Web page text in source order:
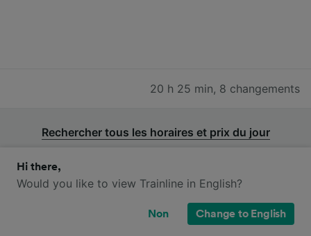
20 h 25 min, 8 changements
Rechercher tous les horaires et prix du jour
Trains SNCB, Eurostar, OUIGO et
Hi there,
Would you like to view Trainline in English?
Non Change to English